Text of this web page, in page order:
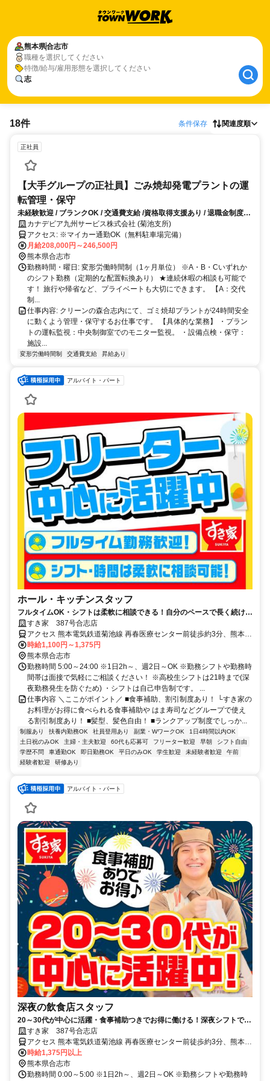
熊本県合志市
職種を選択してください
特徴/給与/雇用形態を選択してください
志
18件 条件保存 関連度順
正社員
【大手グループの正社員】ごみ焼却発電プラントの運
転管理・保守
未経験歓迎 / ブランクOK / 交通費支給 /資格取得支援あり / 退職金制度あ
り / 地域に貢献できるお仕事 /車通勤OK・無料駐車場あり / UIJターン歓
迎 / 注目のお仕事
カナデビア九州サービス株式会社 (菊池支所)
アクセス: ※マイカー通勤OK（無料駐車場完備）
月給208,000円～246,500円
熊本県合志市
勤務時間・曜日: 変形労働時間制（1ヶ月単位） ※A・B・Cいずれか
のシフト勤務（定期的な配置転換あり） ★連続休暇の相談も可能で
す！ 旅行や帰省など、プライベートも大切にできます。 【A：交代
制...
仕事内容: クリーンの森合志内にて、ゴミ焼却プラントが24時間安全
に動くよう管理・保守するお仕事です。 【具体的な業務】 ・プラン
トの運転監視：中央制御室でのモニター監視。 ・設備点検・保守：
施設...
変形労働時間制 交通費支給 昇給あり
アルバイト・パート
ホール・キッチンスタッフ
フルタイムOK・シフトは柔軟に相談できる！自分のペースで長く続けら
れる職場です◎
すき家 387号合志店
アクセス 熊本電気鉄道菊池線 再春医療センター前徒歩約3分、熊本電
気鉄道菊池線 御代志徒歩約3分、熊本電気鉄道菊池線 熊本高専前徒歩
約8分 再春荘前駅・後代志駅各徒歩3分
時給1,100円～1,375円
熊本県合志市
勤務時間 5:00～24:00 ※1日2h～、週2日～OK ※勤務シフトや勤務時
間帯は面接で気軽にご相談ください！ ※高校生シフトは21時まで(深
夜勤務発生を防ぐため) ・シフトは自己申告制です。 ...
仕事内容 ＼ここがポイント／ ■食事補助、割引制度あり！ └すき家の
お料理がお得に食べられる食事補助や はま寿司などグループで使え
る割引制度あり！ ■髪型、髪色自由！ ■ランクアップ制度でしっか...
制服あり 扶養内勤務OK 社員登用あり 副業・WワークOK
1日4時間以内OK
土日祝のみOK
主婦・主夫歓迎 60代も応募可 フリーター歓迎 早朝
シフト自由
学歴不問
車通勤OK 即日勤務OK 平日のみOK 学生歓迎 未経験者歓迎
午前
経験者歓迎
研修あり
アルバイト・パート
深夜の飲食店スタッフ
20～30代が中心に活躍・食事補助つきでお得に働ける！深夜シフトで稼
ぎませんか◎
すき家 387号合志店
アクセス 熊本電気鉄道菊池線 再春医療センター前徒歩約3分、熊本電
気鉄道菊池線 御代志徒歩約3分、熊本電気鉄道菊池線 熊本高専前徒歩
約8分 再春荘前駅・後代志駅各徒歩3分
時給1,375円以上
熊本県合志市
勤務時間 0:00～5:00 ※1日2h～、週2日～OK ※勤務シフトや勤務時